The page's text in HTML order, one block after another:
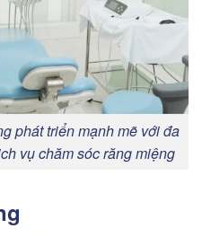
phát triển mạnh mẽ với đa
vụ chăm sóc răng miệng